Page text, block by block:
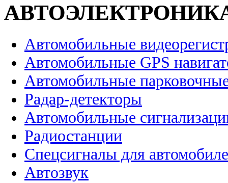
Автомобильные
Автомобильные GPS
Автомобильные
Радар-детекторы
Автомобильные
Радиостанции
Спецсигналы для
Автозвук